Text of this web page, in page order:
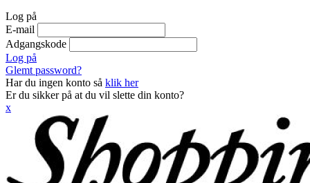
Log på
E-mail
Adgangskode
Log på
Glemt password?
Har du ingen konto så klik her
Er du sikker på at du vil slette din konto?
x